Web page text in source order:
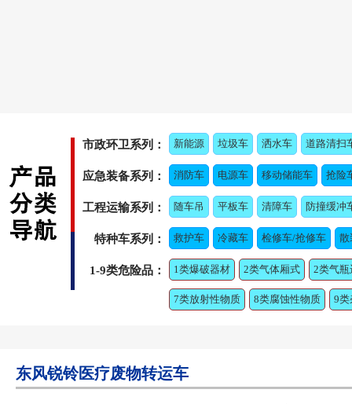
市政环卫系列： 新能源 垃圾车 洒水车 道路清扫
应急装备系列： 消防车 电源车 移动储能车 抢险
工程运输系列： 随车吊 平板车 清障车 防撞缓冲
特种车系列： 救护车 冷藏车 检修车/抢修车 散
1-9类危险品： 1类爆破器材 2类气体厢式 2类气
7类放射性物质 8类腐蚀性物质 9类
东风锐铃医疗废物转运车